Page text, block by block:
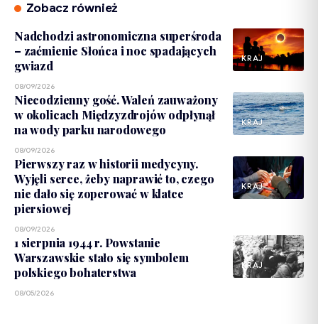
Zobacz również
KRAJ
Nadchodzi astronomiczna superśroda
– zaćmienie Słońca i noc spadających
gwiazd
08/09/2026
KRAJ
Niecodzienny gość. Waleń zauważony
w okolicach Międzyzdrojów odpłynął
na wody parku narodowego
08/09/2026
KRAJ
Pierwszy raz w historii medycyny.
Wyjęli serce, żeby naprawić to, czego
nie dało się zoperować w klatce
piersiowej
08/09/2026
KRAJ
1 sierpnia 1944 r. Powstanie
Warszawskie stało się symbolem
polskiego bohaterstwa
08/05/2026